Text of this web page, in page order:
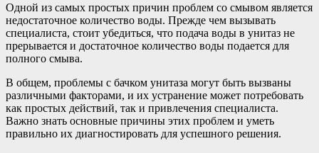
Одной из самых простых причин проблем со смывом является
недостаточное количество воды. Прежде чем вызывать
специалиста, стоит убедиться, что подача воды в унитаз не
прерывается и достаточное количество воды подается для
полного смыва.
В общем, проблемы с бачком унитаза могут быть вызваны
различными факторами, и их устранение может потребовать
как простых действий, так и привлечения специалиста.
Важно знать основные причины этих проблем и уметь
правильно их диагностировать для успешного решения.